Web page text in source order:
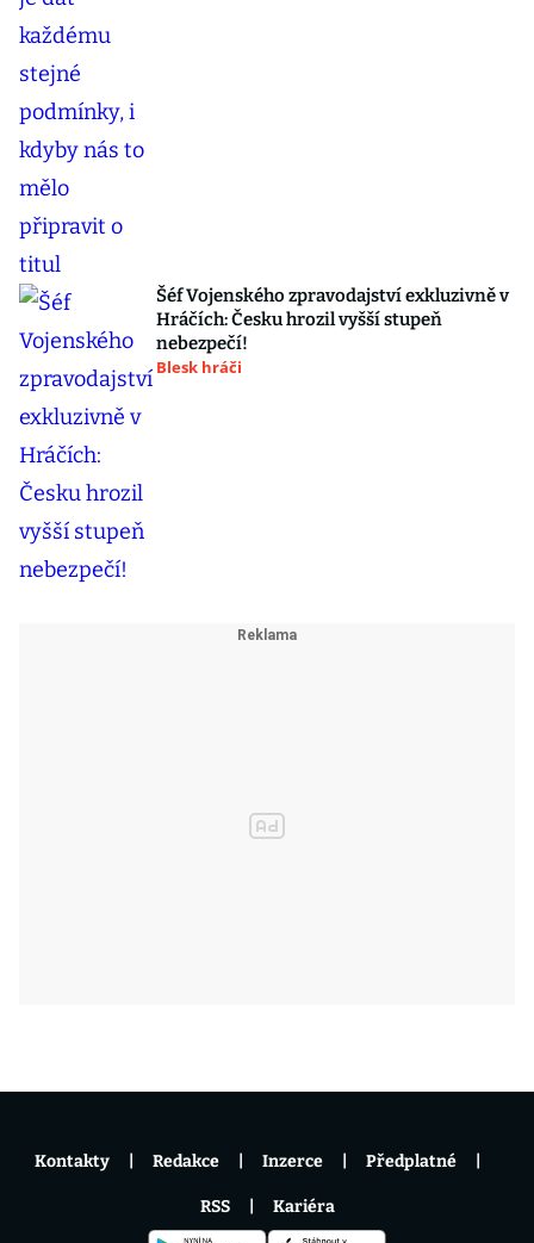
Šéf Vojenského zpravodajství exkluzivně v
Hráčích: Česku hrozil vyšší stupeň
nebezpečí!
Blesk hráči
Kontakty Redakce Inzerce Předplatné
RSS Kariéra